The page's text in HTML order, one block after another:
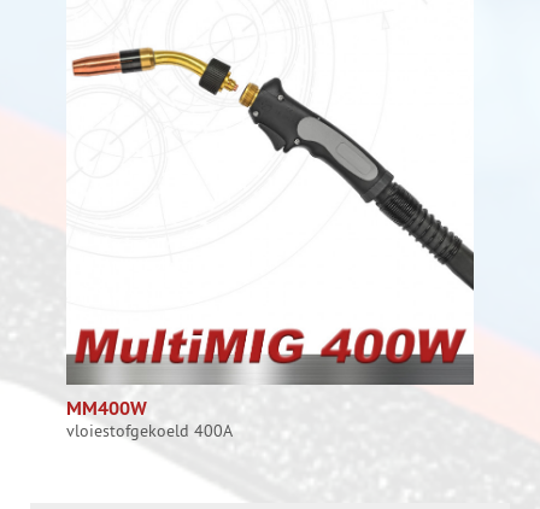
MM400W
vloiestofgekoeld 400A